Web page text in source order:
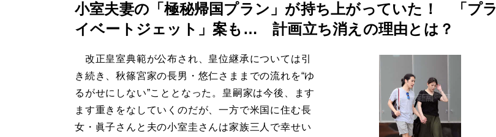
小室夫妻の「極秘帰国プラン」が持ち上がっていた！ 「プラ
イベートジェット」案も… 計画立ち消えの理由とは？
改正皇室典範が公布され、皇位継承については引
き続き、秋篠宮家の長男・悠仁さままでの流れを“ゆ
るがせにしない”こととなった。皇嗣家は今後、ます
ます重きをなしていくのだが、一方で米国に住む長
女・眞子さんと夫の小室圭さんは家族三人で幸せい